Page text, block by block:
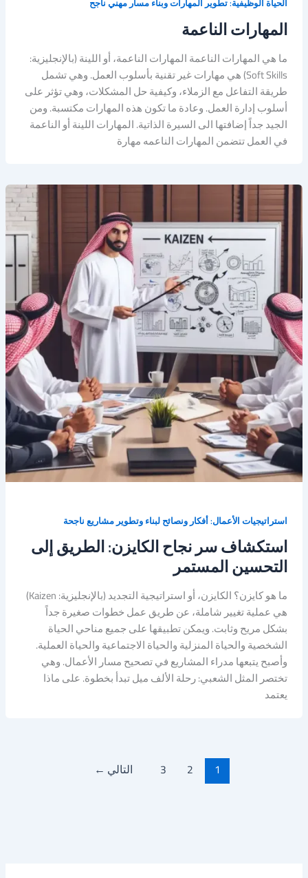
المهارات الناعمة
ما هي المهارات الناعمة المهارات الناعمة، أو اللينة (بالإنجليزية:
Soft Skills) هي مهارات غير تقنية بأسلوب العمل. وهي تشمل
طريقة التفاعل مع الزملاء، وكيفية حل المشكلات، وهي تؤثر على
أسلوب إدارة العمل. وعادة ما تكون هذه المهارات مكتسبة. ومن
الجيد جداً إضافتها الى السيرة الذاتية. المهارات اللينة أو الناعمة
في العمل تتضمن المهارات الناعمه مهارة
استراتيجيات الأعمال: أفكار ونصائح لبناء وتطوير مشاريع ناجحة
استكشاف سر نجاح الكايزن: الطريق إلى
التحسين المستمر
ما هو كايزن؟ الكايزن، أو استراتيجية التجديد (بالإنجليزية: Kaizen)
هي عملية تغيير شاملة، عن طريق عمل خطوات صغيرة جداً
بشكل مريح وثابت. ويمكن تطبيقها على جميع مناحي الحياة
الشخصية والحياة المنزلية والحياة الاجتماعية والحياة العملية.
وأصبح يتبعها مدراء المشاريع في تصحيح مسار الأعمال. وهي
تختصر المثل الشعبي: رحلة الألف ميل تبدأ بخطوة. على ماذا
يعتمد
1
2
3 التالي ←